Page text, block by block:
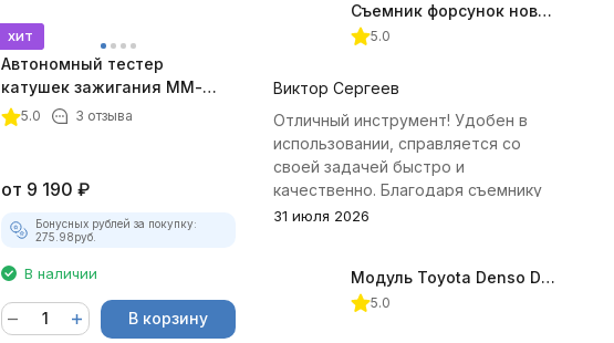
хит
Автономный тестер
катушек зажигания ММ-
ТК-01 (v2) (полный
5.0 3 отзыва
от 9 190 ₽
Бонусных рублей за покупку:
275.98руб.
В наличии
В корзину
Съемник форсунок новых дизельных двигателей Jonnesway
5.0
Виктор Сергеев
Отличный инструмент! Удобен в
использовании, справляется со
своей задачей быстро и
качественно. Благодаря съемнику
удалось избежать лишних хлопот с
31 июля 2026
Модуль Toyota Denso Diesel 2.8D для ChipTuningPRO
5.0